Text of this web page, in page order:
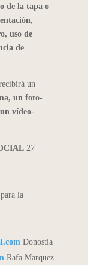
de la tapa o
uso de
de
un
un foto-
vídeo-
27
la
Donostia
Rafa Marquez.